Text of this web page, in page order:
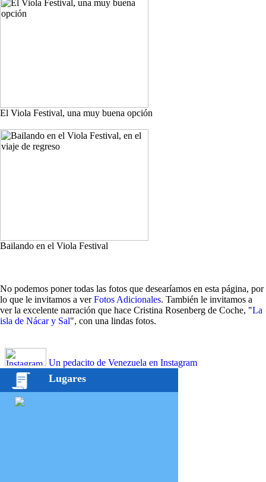
El Viola Festival, una muy buena opción
Bailando en el Viola Festival
No podemos poner todas las fotos que desearíamos en esta página, por
lo que le invitamos a verFotos Adicionales. También le invitamos a
ver la excelente narración que hace Cristina Rosenberg de Coche, "La
isla de Nácar y Sal", con una lindas fotos.
Un pedacito de Venezuela en Instagram
Lugares